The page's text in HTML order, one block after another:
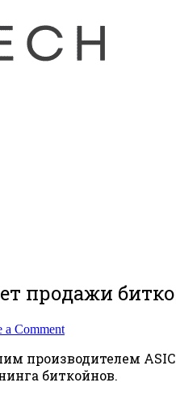
продажи
a Comment
производителем
биткойнов.